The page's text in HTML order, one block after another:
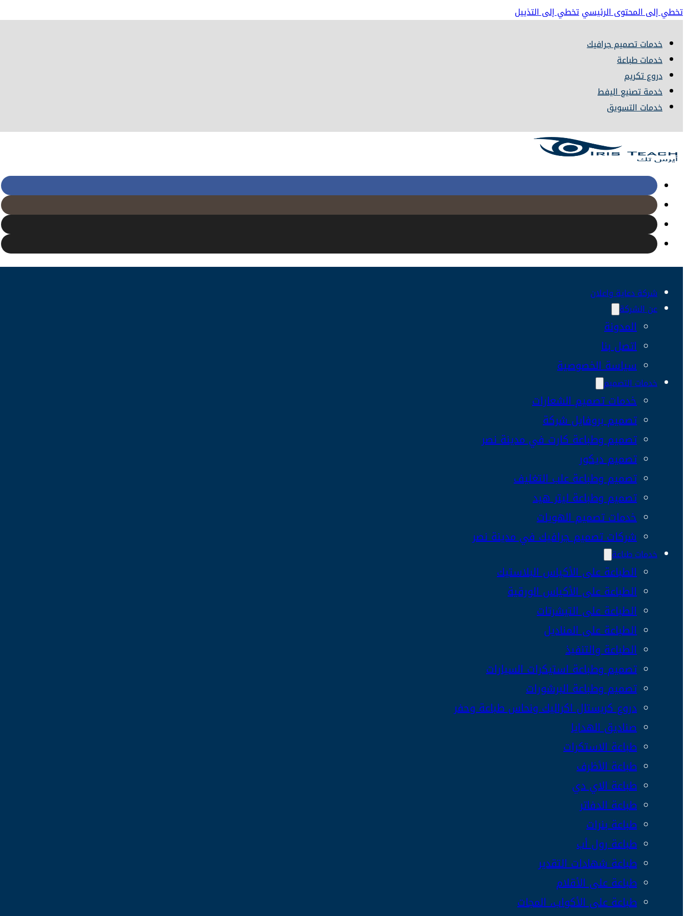
تخطي إلى المحتوى الرئيسيتخطي إلى التذييل
خدمات تصميم جرافيك
خدمات طباعة
دروع تكريم
خدمة تصنيع اليفط
خدمات التسويق
شركة دعاية واعلان
عن الشركة
المدونة
اتصل بنا
سياسة الخصوصية
خدمات التصميم
خدمات تصميم الشعارات
تصميم بروفايل شركة
تصميم وطباعة كارت في مدينة نصر
تصميم ديكور
تصميم وطباعة علب التغليف
تصميم وطباعة ليتر هيد
خدمات تصميم الهويات
شركات تصميم جرافيك في مدينة نصر
خدمات طباعة
الطباعة على الأكياس البلاستيك
الطباعة على الأكياس الورقية
الطباعة على التيشرتات
الطباعة على المناديل
الطباعة والتنفيذ
تصميم وطباعة استيكرات السيارات
تصميم وطباعة البرشورات
دروع كريستال اكراليك ونحاس طباعة وحفر
صناديق الهدايا
طباعة الاستكرات
طباعة الأظرف
طباعة الاي دي
طباعة الدفاتر
طباعة بنرات
طباعة رول أب
طباعة شهادات التقدير
طباعة على الأقلام
طباعة على الأكواب، المجات